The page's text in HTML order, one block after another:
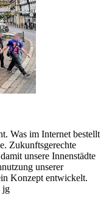
Was im Internet bestellt
Zukunftsgerechte
unsere Innenstädte
unserer
Konzept entwickelt.
jg